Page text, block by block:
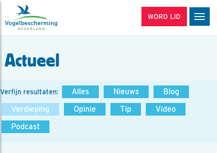
WORD LID
Actueel
Verfijn resultaten: Alles Nieuws
Blog
Verdieping
Opinie Tip
Video
Podcast